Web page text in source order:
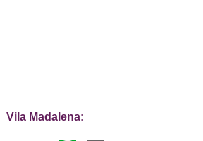
Vila Madalena: